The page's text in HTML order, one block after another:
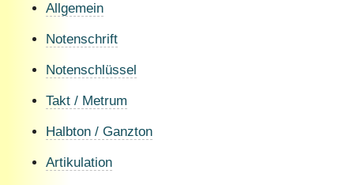
Allgemein
Notenschrift
Notenschlüssel
Takt / Metrum
Halbton / Ganzton
Artikulation